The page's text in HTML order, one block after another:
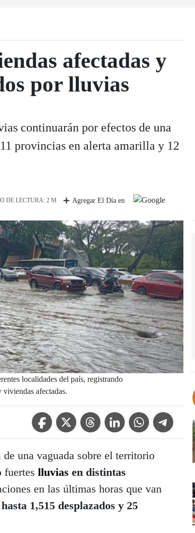
afectadas y
por lluvias
continuarán por efectos de una
provincias en alerta amarilla y 12
DE LECTURA: 2 M Agregar El Día en
localidades del país, registrando
viviendas afectadas.
Facebook IconTwitter IconThreads IconLinkedin IconWhatsApp IconTelegram Icon
una vaguada sobre el territorio
fuertes lluvias en distintas
en las últimas horas que van
1,515 desplazados y 25